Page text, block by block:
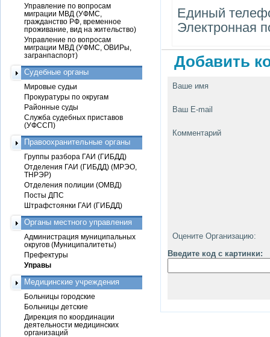
Единый
Электронная
Добавить
Ваше имя
Ваш E-mail
Комментарий
Оцените Организацию:
Введите код с картинки:
Управление по вопросам
миграции МВД (УФМС,
гражданство РФ, временное
проживание, вид на жительство)
Управление по вопросам
миграции МВД (УФМС, ОВИРы,
загранпаспорт)
Судебные органы
Мировые судьи
Прокуратуры по округам
Районные суды
Служба судебных приставов
(УФССП)
Правоохранительные органы
Группы разбора ГАИ (ГИБДД)
Отделения ГАИ (ГИБДД) (МРЭО,
ТНРЭР)
Отделения полиции (ОМВД)
Посты ДПС
Штрафстоянки ГАИ (ГИБДД)
Органы местного управления
Администрация муниципальных
округов (Муниципалитеты)
Префектуры
Управы
Медицинские учреждения
Больницы городские
Больницы детские
Дирекция по координации
деятельности медицинских
организаций